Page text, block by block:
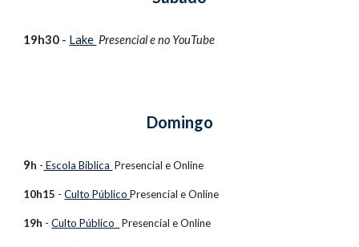
19h30 - Lake Presencial e no YouTube
Domingo
9h - Escola Bíblica Presencial e Online
10h15 - Culto Público Presencial e Online
19h - Culto Público Presencial e Online